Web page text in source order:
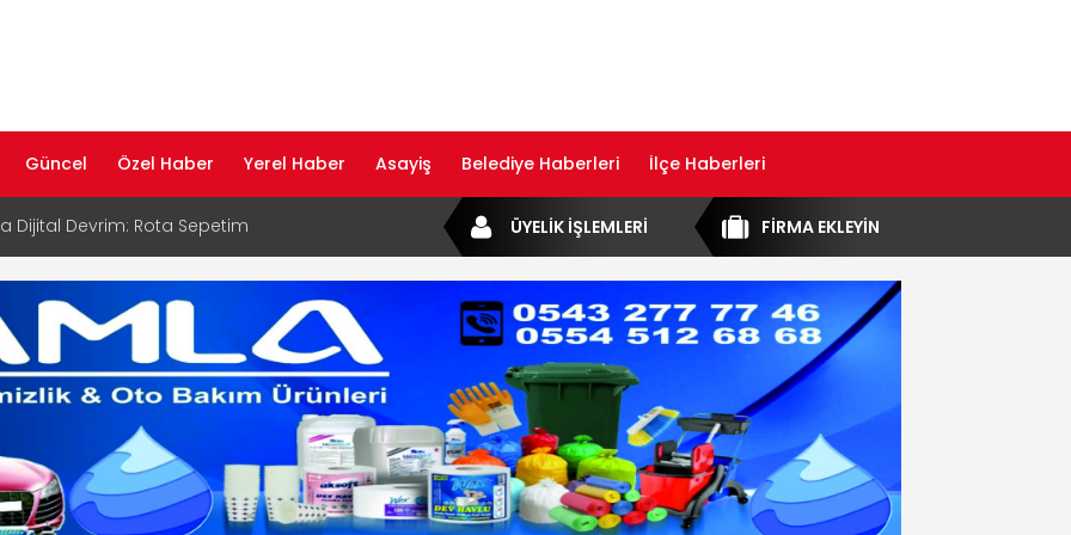
Güncel Özel Haber Yerel Haber Asayiş Belediye Haberleri İlçe Haberleri
Dijital Devrim: Rota Sepetim
Bölge Müdürü Makam Koltuğunu
Rehberi ile Google ve Yapay Zeka
Öne Çıkın
Rehberi Hizmete Girdi
Yayın Hayatına Başladı | Hızlı ve Akıllı
FİRMA EKLEYİN
ÜYELİK İŞLEMLERİ